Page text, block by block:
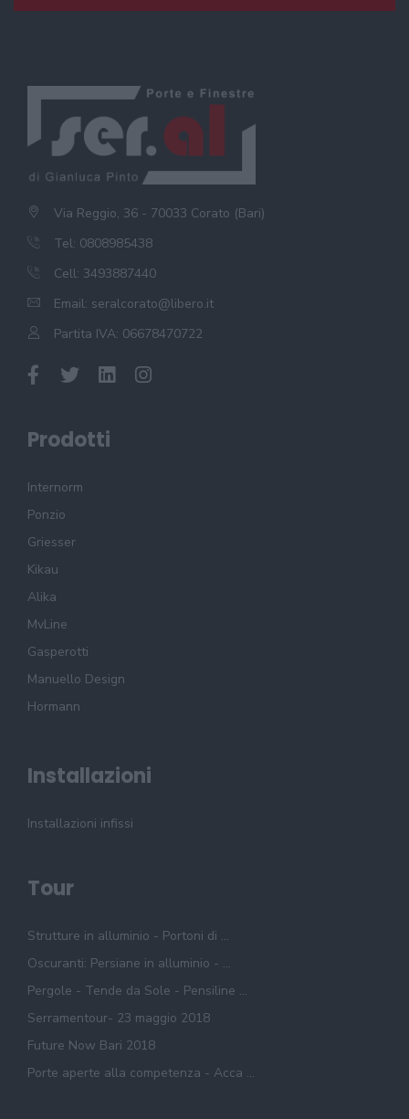
Via Reggio, 36 - 70033 Corato (Bari)
Tel: 0808985438
Cell: 3493887440
Email: seralcorato@libero.it
Partita IVA: 06678470722
Prodotti
Internorm
Ponzio
Griesser
Kikau
Alika
MvLine
Gasperotti
Manuello Design
Hormann
Installazioni
Installazioni infissi
Tour
Strutture in alluminio - Portoni di ...
Oscuranti: Persiane in alluminio - ...
Pergole - Tende da Sole - Pensiline ...
Serramentour- 23 maggio 2018
Future Now Bari 2018
Porte aperte alla competenza - Acca ...